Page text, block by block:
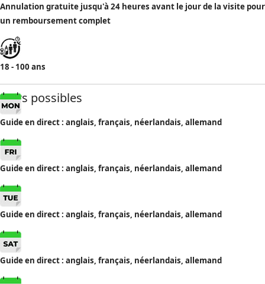
Annulation gratuite jusqu'à 24 heures avant le jour de la visite pour
un remboursement complet
18 - 100 ans
Jours possibles
Guide en direct : anglais, français, néerlandais, allemand
Guide en direct : anglais, français, néerlandais, allemand
Guide en direct : anglais, français, néerlandais, allemand
Guide en direct : anglais, français, néerlandais, allemand